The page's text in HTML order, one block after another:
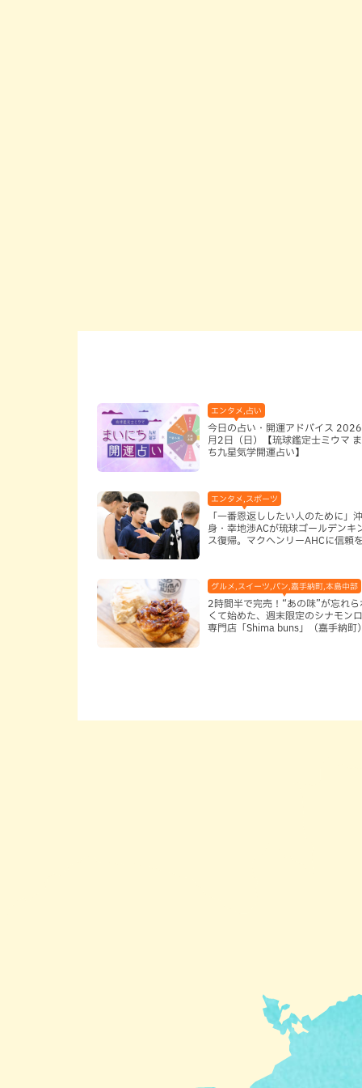
エンタメ,占い
今日の占い・開運アドバイス
月2日（日）【琉球鑑定士ミウマ
ち九星気学開運占い】
エンタメ,スポーツ
「一番恩返ししたい人のために」
身・幸地渉ACが琉球ゴールデンキ
ス復帰。マクヘンリーAHCに信頼
グルメ,スイーツ,パン,嘉手納町,本島中部
2時間半で完売！“あの味”が忘れら
くて始めた、週末限定のシナモン
専門店「Shima buns」（嘉手納町